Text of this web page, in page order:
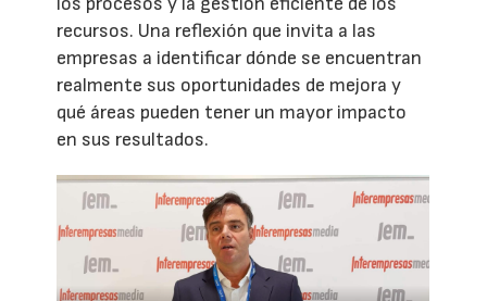
recursos. Una reflexión que invita a las
empresas a identificar dónde se encuentran
realmente sus oportunidades de mejora y
qué áreas pueden tener un mayor impacto
en sus resultados.